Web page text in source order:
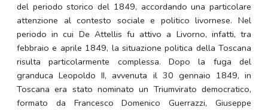
del periodo storico del 1849, accordando una particolare
attenzione al contesto sociale e politico livornese. Nel
periodo in cui De Attellis fu attivo a Livorno, infatti, tra
febbraio e aprile 1849, la situazione politica della Toscana
risulta particolarmente complessa. Dopo la fuga del
granduca Leopoldo II, avvenuta il 30 gennaio 1849, in
Toscana era stato nominato un Triumvirato democratico,
formato da Francesco Domenico Guerrazzi, Giuseppe